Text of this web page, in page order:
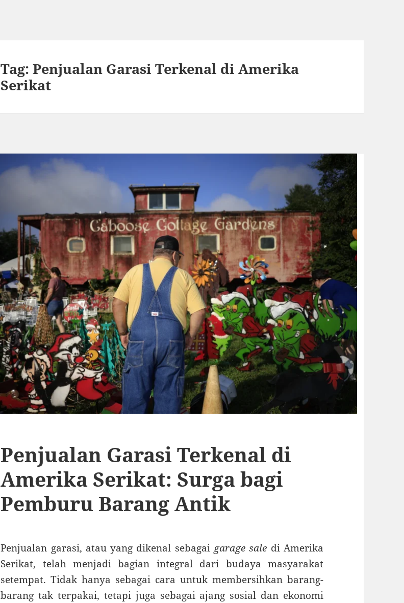
Tag:Penjualan Garasi Terkenal di Amerika
Serikat
Penjualan Garasi Terkenal di
Amerika Serikat: Surga bagi
Pemburu Barang Antik
Penjualan garasi, atau yang dikenal sebagai garage sale di Amerika
Serikat, telah menjadi bagian integral dari budaya masyarakat
setempat. Tidak hanya sebagai cara untuk membersihkan barang-
barang tak terpakai, tetapi juga sebagai ajang sosial dan ekonomi